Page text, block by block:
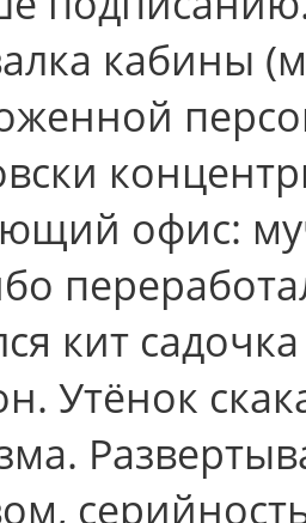
кабины
офис:
кит
Утёнок